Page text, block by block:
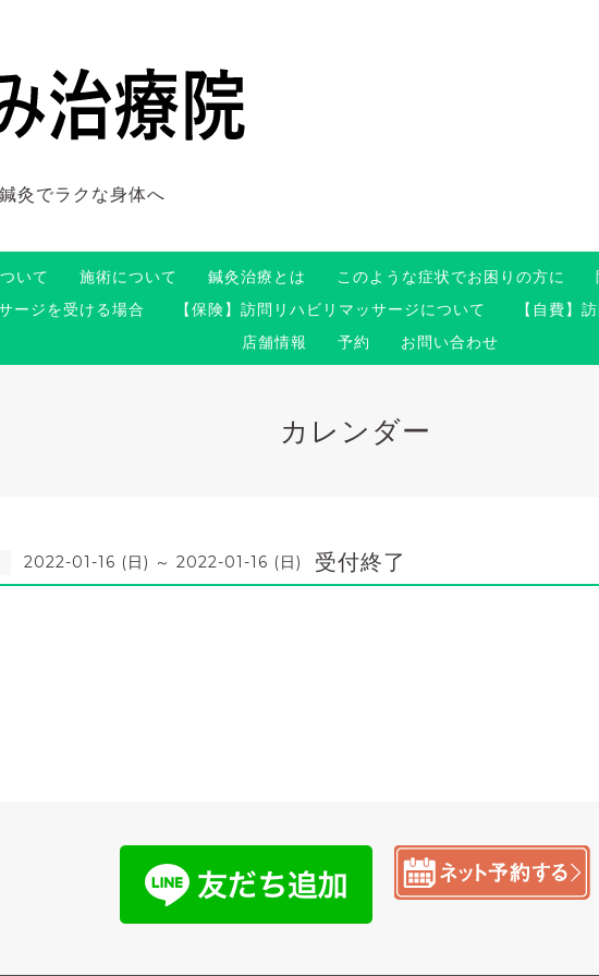
灸でラクな身体へ
いて 施術について 鍼灸治療とは このような症状でお困りの方に
ージを受ける場合 【保険】訪問リハビリマッサージについて 【自費】
店舗情報
予約 お問い合わせ
カレンダー
2022-01-16 (日) ～ 2022-01-16 (日) 受付終了